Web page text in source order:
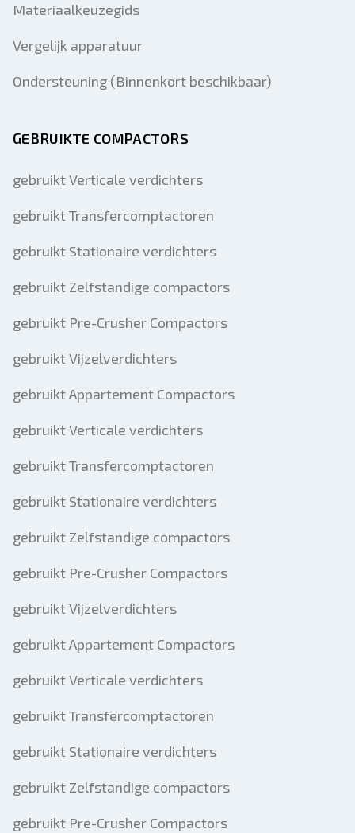
Materiaalkeuzegids
Vergelijk apparatuur
Ondersteuning (Binnenkort beschikbaar)
GEBRUIKTE COMPACTORS
gebruikt Verticale verdichters
gebruikt Transfercomptactoren
gebruikt Stationaire verdichters
gebruikt Zelfstandige compactors
gebruikt Pre-Crusher Compactors
gebruikt Vijzelverdichters
gebruikt Appartement Compactors
gebruikt Verticale verdichters
gebruikt Transfercomptactoren
gebruikt Stationaire verdichters
gebruikt Zelfstandige compactors
gebruikt Pre-Crusher Compactors
gebruikt Vijzelverdichters
gebruikt Appartement Compactors
gebruikt Verticale verdichters
gebruikt Transfercomptactoren
gebruikt Stationaire verdichters
gebruikt Zelfstandige compactors
gebruikt Pre-Crusher Compactors